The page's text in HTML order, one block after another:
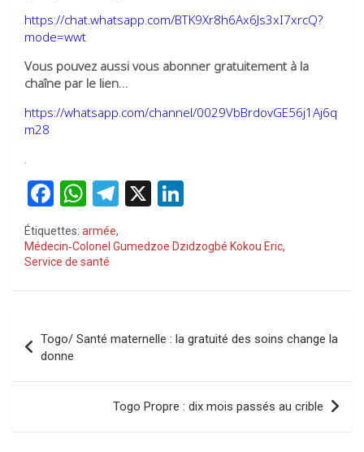
https://chat.whatsapp.com/BTK9Xr8h6Ax6Js3xI7xrcQ?
mode=wwt
Vous pouvez aussi vous abonner gratuitement à la
chaîne par le lien…
https://whatsapp.com/channel/0029VbBrdovGE56j1Aj6q
m28
.
F
a
ce
b
o
k
W
at
s
A
p
T
e
a
X
ke
n
Étiquettes: armée,
Médecin‑Colonel Gumedzoe Dzidzogbé Kokou Eric,
Service de santé
de
l’article
Togo/ Santé maternelle : la gratuité des soins change la
donne
Togo Propre : dix mois passés au crible